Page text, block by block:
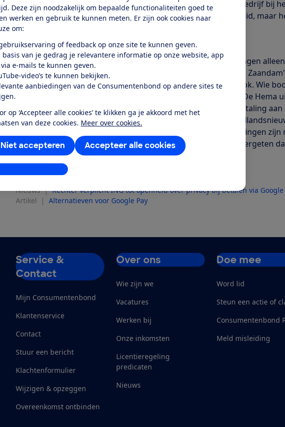
Deze zijn noodzakelijk om bepaalde functionaliteiten goed te
werken en gebruik te kunnen meten. Er zijn ook cookies naar
om:
of feedback op onze site te kunnen geven.
basis van je gedrag je relevantere informatie op onze website, app
e-mails te kunnen geven.
video’s te kunnen bekijken.
aanbiedingen van de Consumentenbond op andere sites te
op ‘Accepteer alle cookies’ te klikken ga je akkoord met het
van deze cookies. Meer over cookies.
Accepteer alle cookies
Niet accepteren
aanpassen
het voor consumenten natuurlijk ook wel duidelijk zijn welk bedrijf bij
heeft. Banken geven bedrijven de schuld van de onduidelijkheid, maar
gezamenlijke verantwoordelijkheid van bedrijven én banken.'
Filiaalnummers
Sommige filialen van Lidl en Aldi vermelden bij bankafschrijvingen
filiaalnummer in combinatie met de vestigingsplaats, dus '011
'261 Maasbree'. Profile Tyre Center gebruikt deze methode ook. Wie
bij de Etos in Purmerend, ziet bij afschriften 'Habti bv' staan. De Hema
vermomt zich als Warenh Offringa bv. Achter CCV gaat een betaling
van de ANWB schuil. Achter Stg Ayden zit telecomprovider
Mobiliteitsgelden is Yellowbrick. De onverklaarbare omschrijvingen zijn
handig voor de interne procedure van de bedrijven maar ze vergeten
klanten.
Nieuwste artikelen
Nieuws | Rechter verplicht ING tot openheid over privacy bij betalen via Google
Artikel
| Alternatieven voor Google Pay
Service &
Contact
Mijn Consumentenbond
Klantenservice
Contact
Stuur een bericht
Klachtenformulier
Wijzigen & opzeggen
Overeenkomst ontbinden
Over ons
Wie zijn we
Vacatures
Werken bij
Onze inkomsten
Licentieregeling
predicaten
Nieuws
Doe mee
Word lid
Steun een actie of
Consumentenbond
Meld misleiding